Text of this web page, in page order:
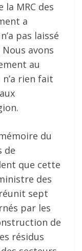
MRC des
a
pas laissé
avons
au
rien fait
du
de
que cette
des
sept
par les
de
résidus